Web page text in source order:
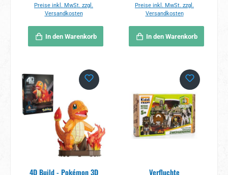
Preise inkl. MwSt. zzgl.
Versandkosten
In den Warenkorb
Preise inkl. MwSt. zzgl.
Versandkosten
In den Warenkorb
4D Build - Pokémon 3D
Verfluchte